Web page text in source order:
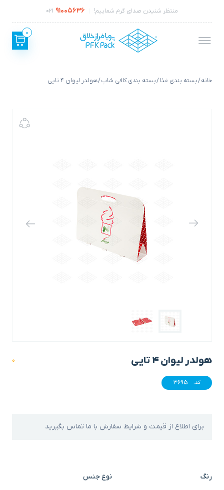
منتظر شنیدن صدای گرم شماییم! 91005636
021
0
خانه/بسته بندی غذا/بسته بندی کافی شاپ/ هولدر لیوان 4 تایی
هولدر لیوان 4 تایی 0
کد: 3695
برای اطلاع از قیمت و شرایط سفارش با ما تماس بگیرید
رنگ نوع جنس